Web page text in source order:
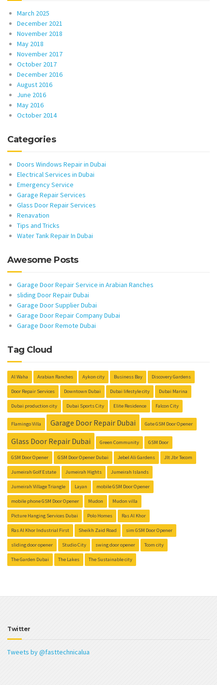
March 2025
December 2021
November 2018
May 2018
November 2017
October 2017
December 2016
August 2016
June 2016
May 2016
October 2014
Categories
Doors Windows Repair in Dubai
Electrical Services in Dubai
Emergency Service
Garage Repair Services
Glass Door Repair Services
Renavation
Tips and Tricks
Water Tank Repair In Dubai
Awesome Posts
Garage Door Repair Service in Arabian Ranches
sliding Door Repair Dubai
Garage Door Supplier Dubai
Garage Door Repair Company Dubai
Garage Door Remote Dubai
Tag Cloud
Al Waha Arabian Ranches Aykon city Business Bay Discovery Gardens
Door Repair Services Downtown Dubai Dubai lifestyle city Dubai Marina
Dubai production city Dubai Sports City Elite Residence Falcon City
Flamingo Villa Garage Door Repair Dubai Gate GSM Door Opener
Glass Door Repair Dubai Green Community GSM Door
GSM Door Opener GSM Door Opener Dubai Jebel Ali Gardens Jlt Jbr Tecom
Jumeirah Golf Estate Jumeirah Hights Jumeirah Islands
Jumeirah Village Triangle Layan mobile GSM Door Opener
mobile phone GSM Door Opener Mudon Mudon villa
Picture Hanging Services Dubai Polo Homes Ras Al Khor
Ras Al Khor Industrial First Sheikh Zaid Road sim GSM Door Opener
sliding door opener Studio City swing door opener Tcom city
The Garden Dubai The Lakes The Sustainable city
Twitter
Tweets by @fasttechnicalua